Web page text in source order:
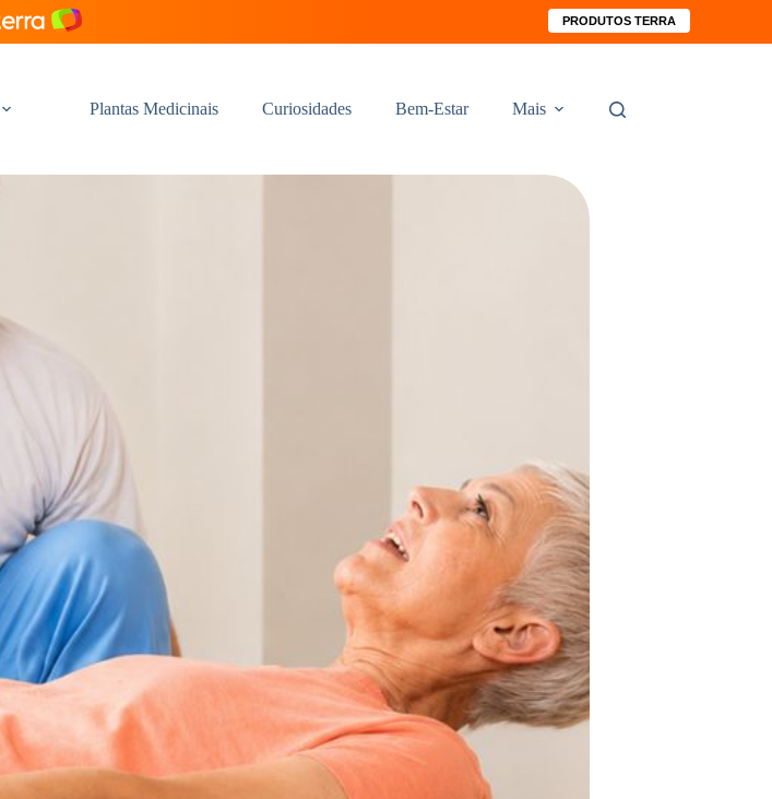
PRODUTOS TERRA
Plantas Medicinais Curiosidades Bem-Estar Mais